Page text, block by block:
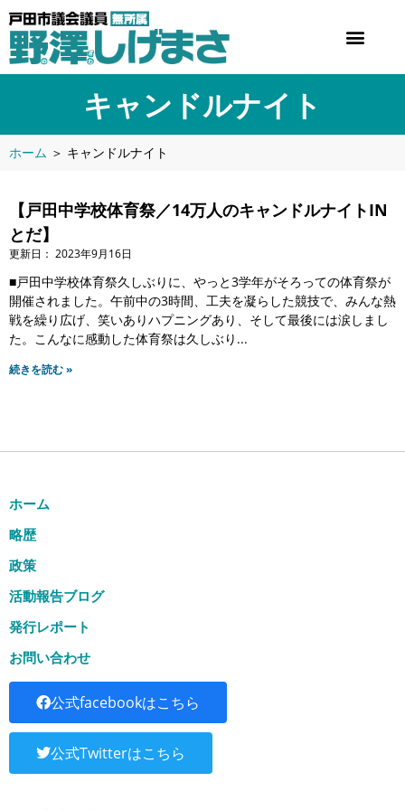
キャンドルナイト
ホーム ＞ キャンドルナイト
【戸田中学校体育祭／14万人のキャンドルナイトIN
とだ】
2023年9月16日
■戸田中学校体育祭久しぶりに、やっと3学年がそろっての体育祭が
開催されました。午前中の3時間、工夫を凝らした競技で、みんな熱
戦を繰り広げ、笑いありハプニングあり、そして最後には涙しまし
た。こんなに感動した体育祭は久しぶり
続きを読む »
ホーム
略歴
政策
活動報告ブログ
発行レポート
お問い合わせ
公式facebookはこちら
公式Twitterはこちら